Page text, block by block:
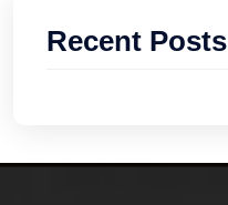
Recent Posts